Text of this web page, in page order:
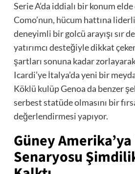
Serie A’da iddialı bir konum
Como’nun, hücum hattına
deneyimli bir golcü arayışı sır
yatırımcı desteğiyle dikkat
şartları sonuna kadar
Icardi’ye İtalya’da yeni bir
Köklü kulüp Genoa da benzer
serbest statüde olmasını bir
değerlendirmesi yapıyor.
Güney
Senaryosu